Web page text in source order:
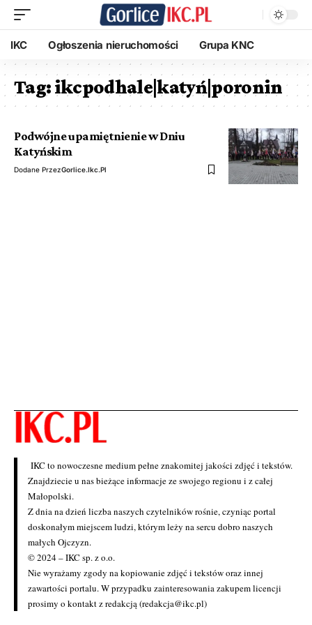
IKC Ogłoszenia nieruchomości Grupa KNC
Tag:ikcpodhale|katyń|poronin
Podwójne upamiętnienie w Dniu
Katyńskim
Dodane PrzezGorlice.ikc.pl
IKC to nowoczesne medium pełne znakomitej jakości zdjęć i tekstów.
Znajdziecie u nas bieżące informacje ze swojego regionu i z całej
Małopolski.
Z dnia na dzień liczba naszych czytelników rośnie, czyniąc portal
doskonałym miejscem ludzi, którym leży na sercu dobro naszych
małych Ojczyzn.
© 2024 – IKC sp. z o.o.
Nie wyrażamy zgody na kopiowanie zdjęć i tekstów oraz innej
zawartości portalu. W przypadku zainteresowania zakupem licencji
prosimy o kontakt z redakcją (redakcja@ikc.pl)